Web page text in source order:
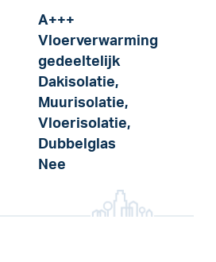
A+++
Vloerverwarming
gedeeltelijk
Dakisolatie,
Muurisolatie,
Vloerisolatie,
Dubbelglas
Nee